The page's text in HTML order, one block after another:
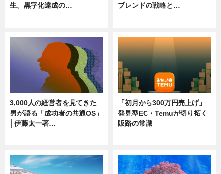
生。黒字化達成の…
ブレンドの戦略と…
3,000人の経営者を見てきた
男が語る「成功者の共通OS」
│伊藤太一著…
「初月から300万円売上げ」
発見型EC・Temuが切り拓く
販路の常識